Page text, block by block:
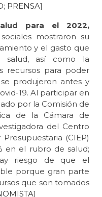
; PRENSA]
para el 2022,
mostraron su
y el gasto que
así como la
recursos para poder
produjeron antes y
19. Al participar en
por la Comisión de
de la Cámara de
del Centro
(CIEP)
en el rubro de salud;
riesgo de que el
porque gran parte
que son tomados
]